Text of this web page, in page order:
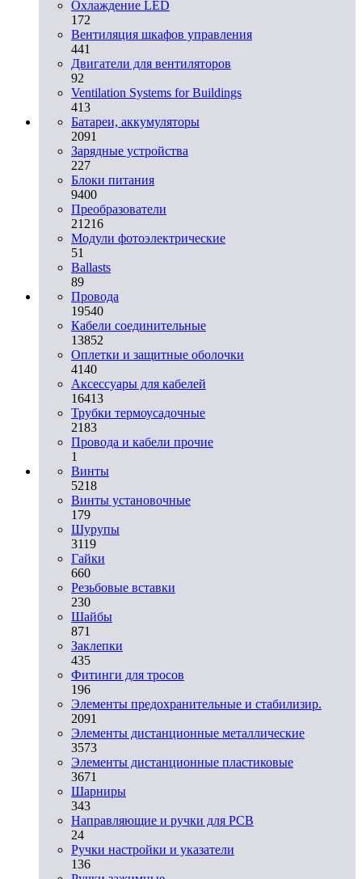
Охлаждение LED
172
Вентиляция шкафов управления
441
Двигатели для вентиляторов
92
Ventilation Systems for Buildings
413
Батареи, аккумуляторы
2091
Зарядные устройства
227
Блоки питания
9400
Преобразователи
21216
Модули фотоэлектрические
51
Ballasts
89
Провода
19540
Кабели соединительные
13852
Оплетки и защитные оболочки
4140
Аксессуары для кабелей
16413
Трубки термоусадочные
2183
Провода и кабели прочие
1
Винты
5218
Винты установочные
179
Шурупы
3119
Гайки
660
Резьбовые вставки
230
Шайбы
871
Заклепки
435
Фитинги для тросов
196
Элементы предохранительные и стабилизир.
2091
Элементы дистанционные металлические
3573
Элементы дистанционные пластиковые
3671
Шарниры
343
Направляющие и ручки для PCB
24
Ручки настройки и указатели
136